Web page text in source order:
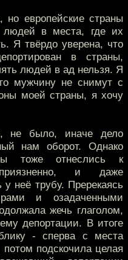
но европейские страны
людей в места, где их
Я твёрдо уверена, что
в страны,
людей в ад нельзя. Я
мужчину не снимут с
моей страны, я хочу
не было, иначе дело
нам оборот. Однако
тоже отнеслись к
и даже
неё трубу. Пререкаясь
и озадаченными
жечь глаголом,
депортации. В итоге
- сперва с места
подскочила целая